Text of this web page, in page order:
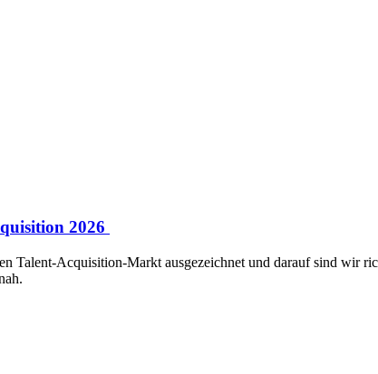
2026
Talent-Acquisition-Markt ausgezeichnet und darauf sind wir